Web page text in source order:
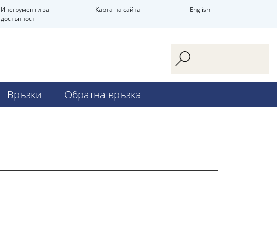
Инструменти за
достъпност
Карта на сайта English
Връзки Обратна връзка